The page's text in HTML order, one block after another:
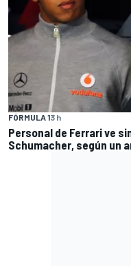
FÓRMULA 13 h
Personal de Ferrari ve
Schumacher, según un